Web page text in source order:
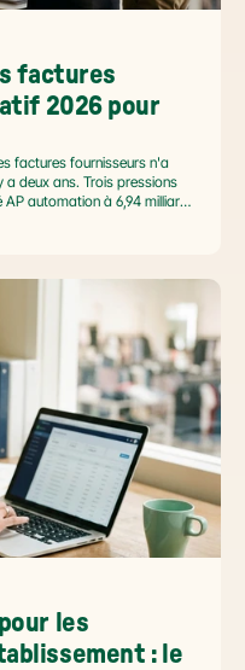
factures
2026 pour
factures fournisseurs n'a
a deux ans. Trois pressions
automation à 6,94 milliards
électronique 2026 qui
comparatif passe en revue 8
le positionnement de Libeo
les
: le